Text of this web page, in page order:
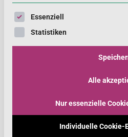
sportlich aktive Personen
Ein neues Positionspapier, das
begründete Erkenntnisse zu
Nahrungsergänzung mit
Die Kunst des Sprudelns: Wie bei
Es folgt eine Liste der Service-
Essenziell
Statistiken
Alle
Nur essenzielle
Individuelle Cookie-